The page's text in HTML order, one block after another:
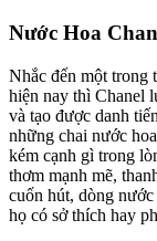
Nước Hoa
Nhắc đến một trong
hiện nay thì Chanel
và tạo được danh
những chai nước
kém cạnh gì trong
thơm mạnh mẽ,
cuốn hút, dòng
họ có sở thích hay